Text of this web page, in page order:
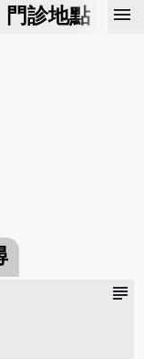
門診地點 預
menu
subject